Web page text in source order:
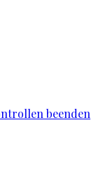
beenden